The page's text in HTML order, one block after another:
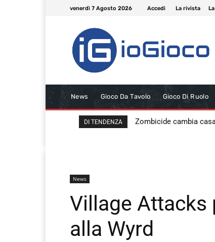
venerdì 7 Agosto 2026 Accedi La rivista
News Gioco Da Tavolo Gioco Di Ruolo
DI TENDENZA Zombicide cambia
News
Village Attacks
alla Wyrd